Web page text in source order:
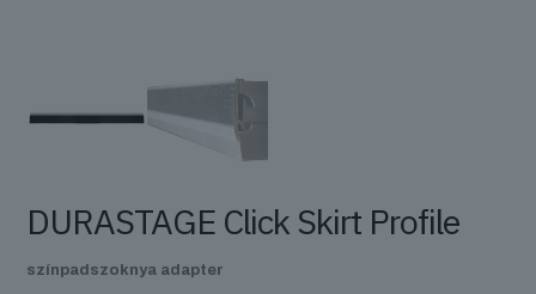
DURASTAGE Click Skirt Profile
színpadszoknya adapter